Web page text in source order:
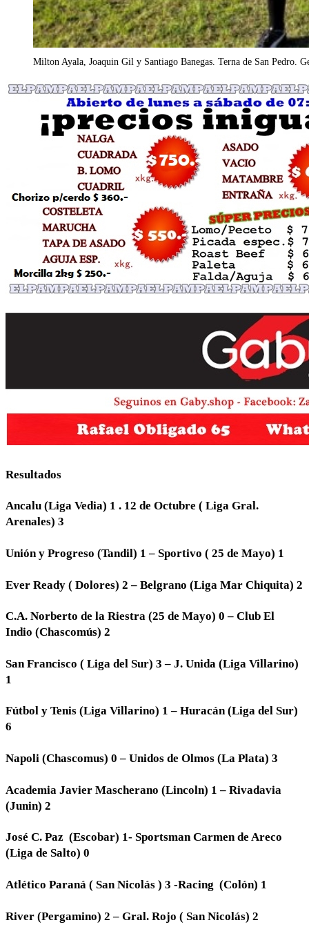
Milton Ayala, Joaquin Gil y Santiago Banegas. Terna de San Pedro.
Resultados
Ancalu (Liga Vedia) 1 . 12 de Octubre ( Liga Gral.
Arenales) 3
Unión y Progreso (Tandil) 1 – Sportivo ( 25 de Mayo) 1
Ever Ready ( Dolores) 2 – Belgrano (Liga Mar Chiquita) 2
C.A. Norberto de la Riestra (25 de Mayo) 0 – Club El
Indio (Chascomús) 2
San Francisco ( Liga del Sur) 3 – J. Unida (Liga Villarino)
1
Fútbol y Tenis (Liga Villarino) 1 – Huracán (Liga del Sur)
6
Napoli (Chascomus) 0 – Unidos de Olmos (La Plata) 3
Academia Javier Mascherano (Lincoln) 1 – Rivadavia
(Junin) 2
José C. Paz (Escobar) 1- Sportsman Carmen de Areco
(Liga de Salto) 0
Atlético Paraná ( San Nicolás ) 3 -Racing (Colón) 1
River (Pergamino) 2 – Gral. Rojo ( San Nicolás) 2